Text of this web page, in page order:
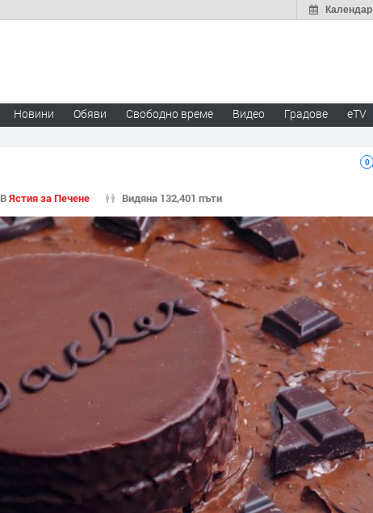
Календар
Новини Обяви Свободно време Видео Градове eTV
0
ВЯстия за Печене Видяна 132,401 пъти